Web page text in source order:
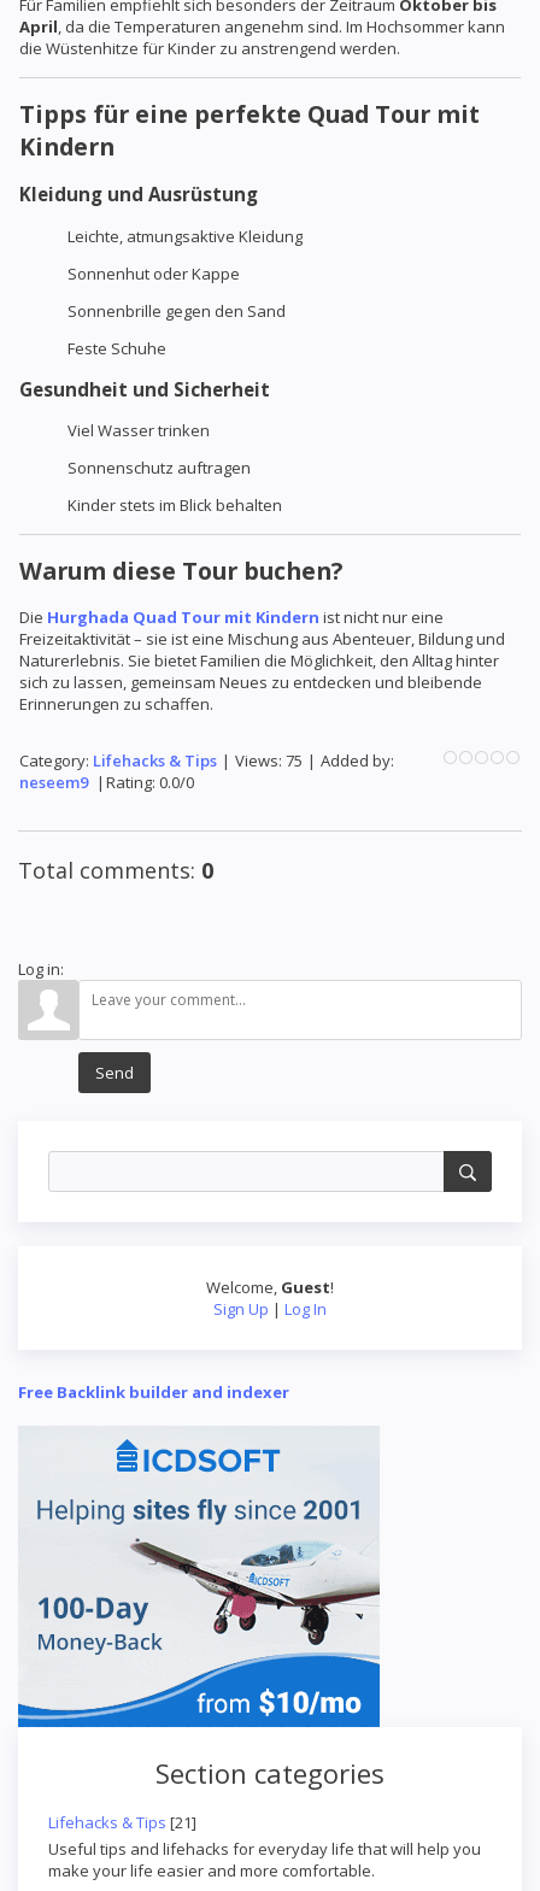
Welcome, Guest!
Sign Up | Log In
Free Backlink builder and indexer
Section categories
Lifehacks & Tips [21]
Useful tips and lifehacks for everyday life that will help you
make your life easier and more comfortable.
Für Familien empfiehlt sich besonders der Zeitraum Oktober bis
April, da die Temperaturen angenehm sind. Im Hochsommer kann
die Wüstenhitze für Kinder zu anstrengend werden.
Tipps für eine perfekte Quad Tour mit
Kindern
Kleidung und Ausrüstung
Leichte, atmungsaktive Kleidung
Sonnenhut oder Kappe
Sonnenbrille gegen den Sand
Feste Schuhe
Gesundheit und Sicherheit
Viel Wasser trinken
Sonnenschutz auftragen
Kinder stets im Blick behalten
Warum diese Tour buchen?
Die Hurghada Quad Tour mit Kindern ist nicht nur eine
Freizeitaktivität – sie ist eine Mischung aus Abenteuer, Bildung und
Naturerlebnis. Sie bietet Familien die Möglichkeit, den Alltag hinter
sich zu lassen, gemeinsam Neues zu entdecken und bleibende
Erinnerungen zu schaffen.
Category: Lifehacks & Tips | Views: 75 | Added by:
neseem9 | Rating: 0.0/0
Total comments: 0
Log in:
Send